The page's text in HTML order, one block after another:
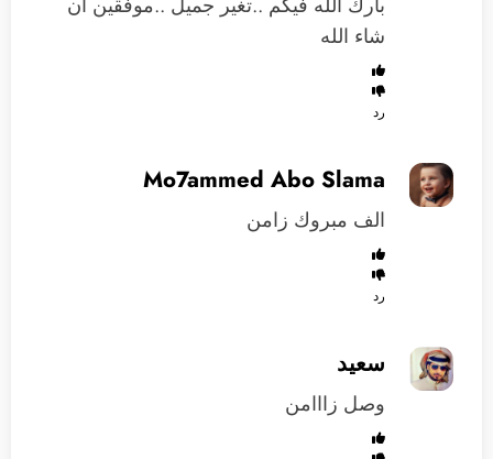
شاء الله
رد
Mo7ammed Abo Slama
الف مبروك زامن
رد
سعيد
وصل زااامن